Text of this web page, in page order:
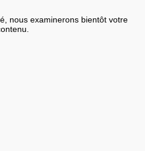
nous examinerons bientôt votre